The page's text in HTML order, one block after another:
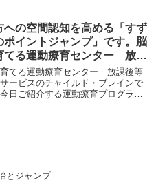
指示した色のカップを拾ってきて
という遊びです。た...
への空間認知を高める「すず
ポイントジャンプ」です。脳
てる運動療育センター 放課
デイサービスのチャイルド・
イン
育てる運動療育センター 放課後等
ービスのチャイルド・ブレインで
日ご紹介する運動療育プログラム
とジャンプ